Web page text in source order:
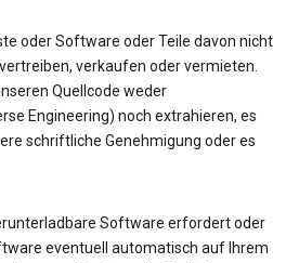
oder Software oder Teile davon nicht
verkaufen oder vermieten.
Quellcode weder
Engineering) noch extrahieren, es
schriftliche Genehmigung oder es
Software erfordert oder
eventuell automatisch auf Ihrem